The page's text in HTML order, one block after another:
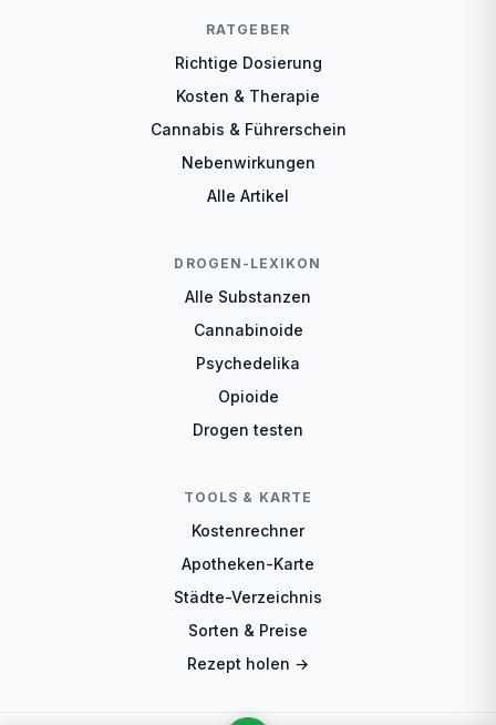
RATGEBER
Richtige Dosierung
Kosten & Therapie
Cannabis & Führerschein
Nebenwirkungen
Alle Artikel
DROGEN-LEXIKON
Alle Substanzen
Cannabinoide
Psychedelika
Opioide
Drogen testen
TOOLS & KARTE
Kostenrechner
Apotheken-Karte
Städte-Verzeichnis
Sorten & Preise
Rezept holen →